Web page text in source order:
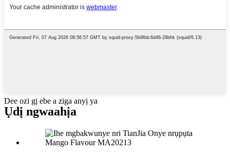
Dee ozi gị ebe a ziga anyị ya
Ụdị ngwaahịa